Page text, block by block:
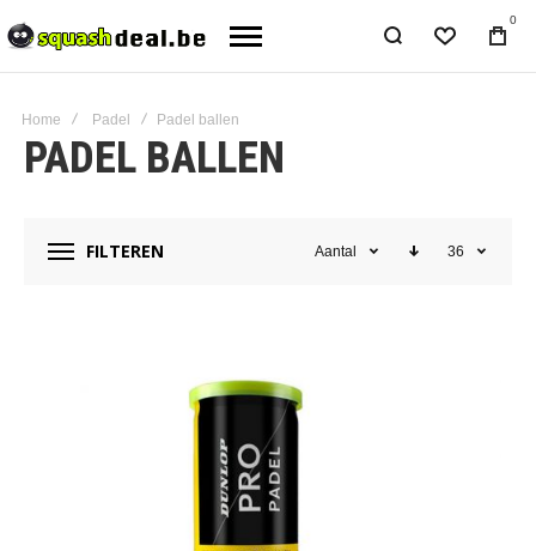
0
Home Padel Padel ballen
PADEL BALLEN
FILTEREN Aantal 36